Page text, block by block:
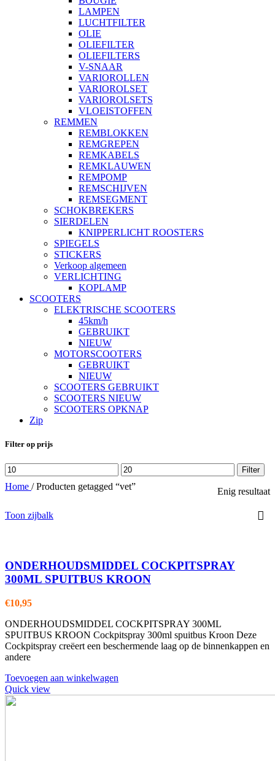
LAMPEN
LUCHTFILTER
OLIE
OLIEFILTER
OLIEFILTERS
V-SNAAR
VARIOROLLEN
VARIOROLSET
VARIOROLSETS
VLOEISTOFFEN
REMMEN
REMBLOKKEN
REMGREPEN
REMKABELS
REMKLAUWEN
REMPOMP
REMSCHIJVEN
REMSEGMENT
SCHOKBREKERS
SIERDELEN
KNIPPERLICHT ROOSTERS
SPIEGELS
STICKERS
Verkoop algemeen
VERLICHTING
KOPLAMP
SCOOTERS
ELEKTRISCHE SCOOTERS
45km/h
GEBRUIKT
NIEUW
MOTORSCOOTERS
GEBRUIKT
NIEUW
SCOOTERS GEBRUIKT
SCOOTERS NIEUW
SCOOTERS OPKNAP
Zip
Filter op prijs
Min.
prijs
Max.
prijs
Filter
Home / Producten getagged “vet” Enig resultaat
Toon zijbalk
ONDERHOUDSMIDDEL COCKPITSPRAY
300ML SPUITBUS KROON
€10,95
ONDERHOUDSMIDDEL COCKPITSPRAY 300ML
SPUITBUS KROON Cockpitspray 300ml spuitbus Kroon Deze
Cockpitspray creëert een beschermende laag op de binnenkappen en
andere
Toevoegen aan winkelwagen
Quick view